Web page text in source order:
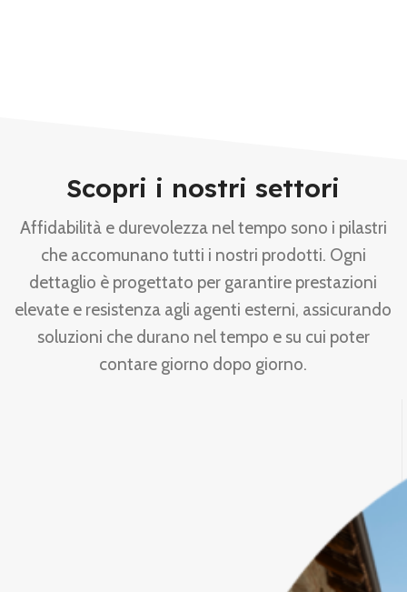
Scopri i nostri settori
Affidabilità e durevolezza nel tempo sono i pilastri
che accomunano tutti i nostri prodotti. Ogni
dettaglio è progettato per garantire prestazioni
elevate e resistenza agli agenti esterni, assicurando
soluzioni che durano nel tempo e su cui poter
contare giorno dopo giorno.